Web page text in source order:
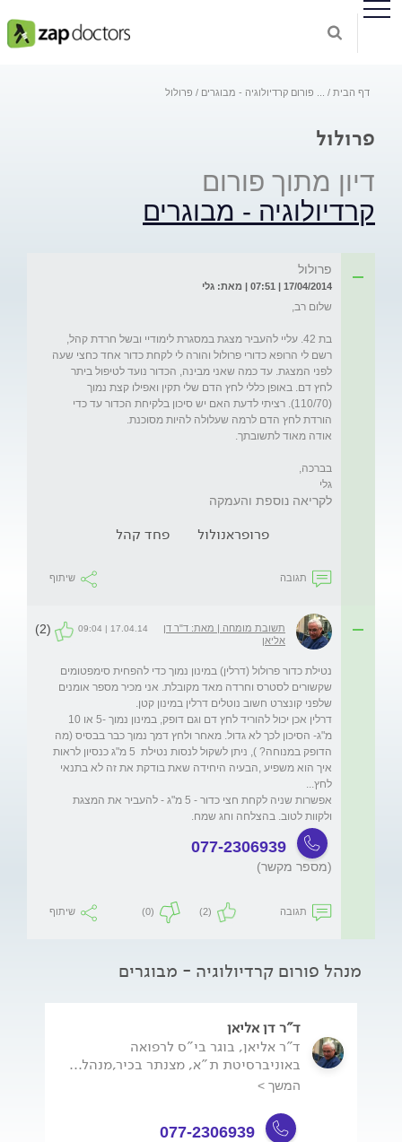
דף הבית פורום קרדיולוגיה - מבוגרים פרולול
פרולול
דיון מתוך פורום
קרדיולוגיה - מבוגרים
פרולול
17/04/2014 | 07:51 | מאת: גלי
בת 42. עליי להעביר מצגת במסגרת לימודיי ובשל חרדת קהל,
רשם לי הרופא כדורי פרולול והורה לי לקחת כדור אחד כחצי שעה
לפני המצגת. עד כמה שאני מבינה, הכדור נועד לטיפול ביתר
לחץ דם. באופן כללי לחץ הדם שלי תקין ואפילו קצת נמוך
(110/70). רציתי לדעת האם יש סיכון בלקיחת הכדור עד כדי
גלי
לקריאה נוספת והעמקה
פרופראנולול פחד קהל
תגובה שיתוף
תשובת מומחה | מאת: ד"ר דן
אליאן
17.04.14 | 09:04
(2)
נטילת כדור פרולול (דרלין) במינון נמוך כדי להפחית סימפטומים
שקשורים לסטרס וחרדה מאד מקובלת. אני מכיר מספר אומנים
מ"ג- הסיכון לכך לא גדול. מאחר ולחץ דמך נמוך כבר בבסיס (מה
הדופק במנוחה? ), ניתן לשקול לנסות נטילת  5 מ"ג כנסיון לראות
איך הוא משפיע ,הבעיה היחידה שאת בודקת את זה לא בתנאי
אפשרות שניה לקחת חצי כדור - 5 מ"ג - להעביר את המצגת
ולקוות לטוב. בהצלחה וחג שמח.
077-2306939
(מספר מקשר)
תגובה (2)
(0) שיתוף
מנהל פורום קרדיולוגיה - מבוגרים
ד"ר דן אליאן
ד"ר אליאן, בוגר בי"ס לרפואה
באוניברסיטת ת"א, מצנתר בכיר,מנהל...
המשך >
077-2306939